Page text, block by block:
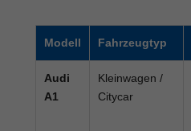
Modell Fahrzeugtyp
Audi
A1
Kleinwagen /
Citycar